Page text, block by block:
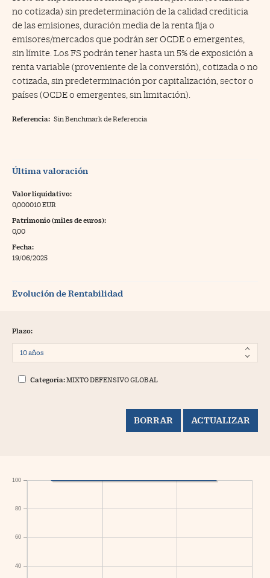
no cotizada) sin predeterminación de la calidad crediticia
de las emisiones, duración media de la renta fija o
emisores/mercados que podrán ser OCDE o emergentes,
sin límite. Los FS podrán tener hasta un 5% de exposición a
renta variable (proveniente de la conversión), cotizada o no
cotizada, sin predeterminación por capitalización, sector o
países (OCDE o emergentes, sin limitación).
Referencia: Sin Benchmark de Referencia
Última valoración
Valor liquidativo:
0,000010 EUR
Patrimonio (miles de euros):
0,00
Fecha:
19/06/2025
Evolución de Rentabilidad
Plazo:
Categoría:MIXTO DEFENSIVO GLOBAL
40
60
80
100